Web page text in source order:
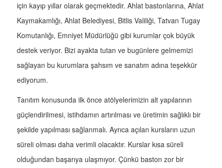
için kayıp yıllar olarak geçmektedir. Ahlat bastonlarına, Ahlat
Kaymakamlığı, Ahlat Belediyesi, Bitlis Valiliği, Tatvan Tugay
Komutanlığı, Emniyet Müdürlüğü gibi kurumlar çok büyük
destek veriyor. Bizi ayakta tutan ve bugünlere gelmemizi
sağlayan bu kurumlara şahsım ve sanatım adına teşekkür
ediyorum.
Tanıtım konusunda ilk önce atölyelerimizin alt yapılarının
güçlendirilmesi, istihdamın artırılması ve üretimin sağlıklı bir
şekilde yapılması sağlanmalı. Ayrıca açılan kursların uzun
süreli olması daha verimli olacaktır. Kurslar kısa süreli
olduğundan başarıya ulaşmıyor. Çünkü baston zor bir